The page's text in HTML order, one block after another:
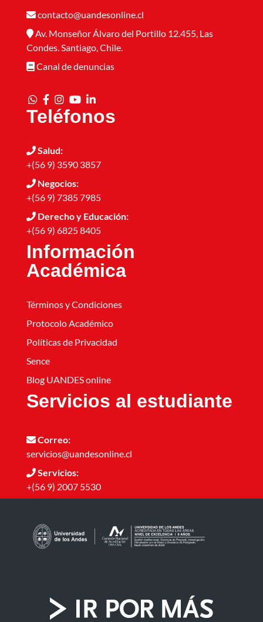
contacto@uandesonline.cl
Av. Monseñor Álvaro del Portillo 12.455, Las
Condes. Santiago, Chile.
Canal de denuncias
Teléfonos
Salud:
+(56 9) 3590 3857
Negocios:
+(56 9) 7385 7985
Derecho y Educación:
+(56 9) 6825 8405
Información
Académica
Términos y Condiciones
Protocolo Académico
Políticas de Privacidad
Sence
Blog UANDES online
Servicios al estudiante
Correo:
servicios@uandesonline.cl
Servicios:
+(56 9) 2007 5530